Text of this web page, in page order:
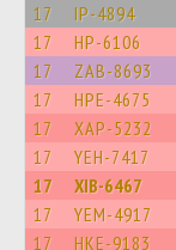
17 IP-4894
17 HP-6106
17 ZAB-8693
17 HPE-4675
17 XAP-5232
17 YEH-7417
17 XIB-6467
17 YEM-4917
17 HKE-9183